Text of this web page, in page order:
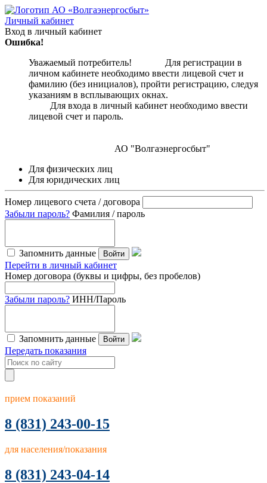
Личный кабинет
Вход в личный кабинет
Ошибка!
Уважаемый потребитель! Для регистрации в
личном кабинете необходимо ввести лицевой счет и
фамилию (без инициалов), пройти регистрацию, следуя
указаниям в всплывающих окнах.
Для входа в личный кабинет необходимо ввести
лицевой счет и пароль.
АО "Волгаэнергосбыт"
Для физических лиц
Для юридических лиц
Номер лицевого счета / договора
Забыли пароль? Фамилия / пароль
Запомнить данные Войти
Перейти в личный кабинет
Номер договора (буквы и цифры, без пробелов)
Забыли пароль? ИНН/Пароль
Запомнить данные Войти
Передать показания
прием показаний
8 (831) 243-00-15
для населения/показания
8 (831) 243-04-14